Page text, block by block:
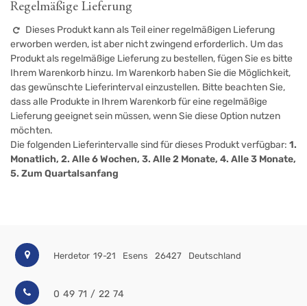
Regelmäßige Lieferung
Dieses Produkt kann als Teil einer regelmäßigen Lieferung
erworben werden, ist aber nicht zwingend erforderlich. Um das
Produkt als regelmäßige Lieferung zu bestellen, fügen Sie es bitte
Ihrem Warenkorb hinzu. Im Warenkorb haben Sie die Möglichkeit,
das gewünschte Lieferinterval einzustellen. Bitte beachten Sie,
dass alle Produkte in Ihrem Warenkorb für eine regelmäßige
Lieferung geeignet sein müssen, wenn Sie diese Option nutzen
möchten.
Die folgenden Lieferintervalle sind für dieses Produkt verfügbar: 1.
Monatlich, 2. Alle 6 Wochen, 3. Alle 2 Monate, 4. Alle 3 Monate,
5. Zum Quartalsanfang
Herdetor 19-21 Esens 26427 Deutschland
0 49 71 / 22 74